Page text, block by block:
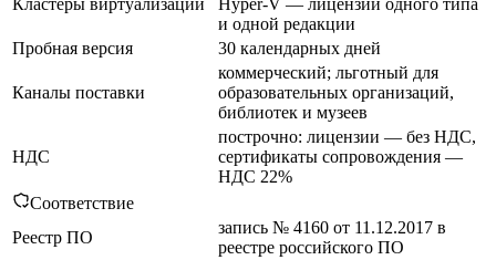
и одной редакции
Пробная версия
30 календарных дней
Каналы поставки
коммерческий; льготный для
образовательных организаций,
библиотек и музеев
НДС
построчно: лицензии — без НДС,
сертификаты сопровождения —
НДС 22%
Соответствие
Реестр ПО
запись № 4160 от 11.12.2017 в
реестре российского ПО